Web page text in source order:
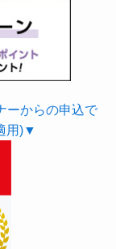
ーからの申込で
用)▼